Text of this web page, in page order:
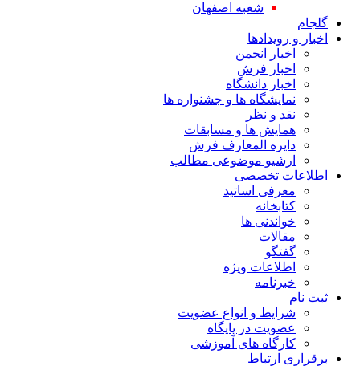
شعبه اصفهان
گلجام
اخبار و رویدادها
اخبار انجمن
اخبار فرش
اخبار دانشگاه
نمایشگاه ها و جشنواره ها
نقد و نظر
همایش ها و مسابقات
دایره المعارف فرش
ارشیو موضوعی مطالب
اطلاعات تخصصی
معرفی اساتید
کتابخانه
خواندنی ها
مقالات
گفتگو
اطلاعات ویژه
خبرنامه
ثبت نام
شرایط و انواع عضویت
عضویت در پایگاه
کارگاه های آموزشی
برقراری ارتباط